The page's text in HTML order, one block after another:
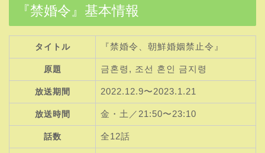
『禁婚令』基本情報
タイトル 『禁婚令、朝鮮婚姻禁止令』
原題 금혼령, 조선 혼인 금지령
放送期間 2022.12.9〜2023.1.21
放送時間 金・土／21:50〜23:10
話数 全12話